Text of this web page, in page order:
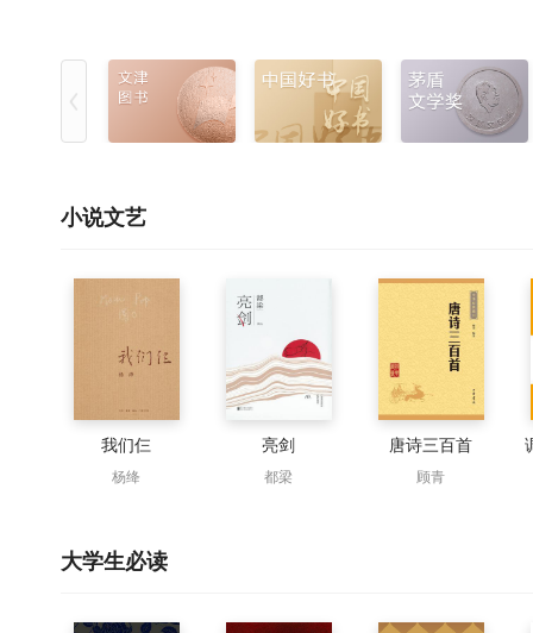
小说文艺
我们仨
杨绛
亮剑
都梁
唐诗三百首
顾青
大学生必读